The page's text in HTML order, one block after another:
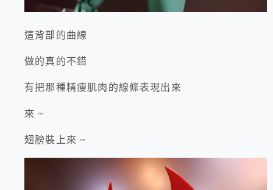
這背部的曲線
做的真的不錯
有把那種精瘦肌肉的線條表現出來
來 ~
翅膀裝上來 ~